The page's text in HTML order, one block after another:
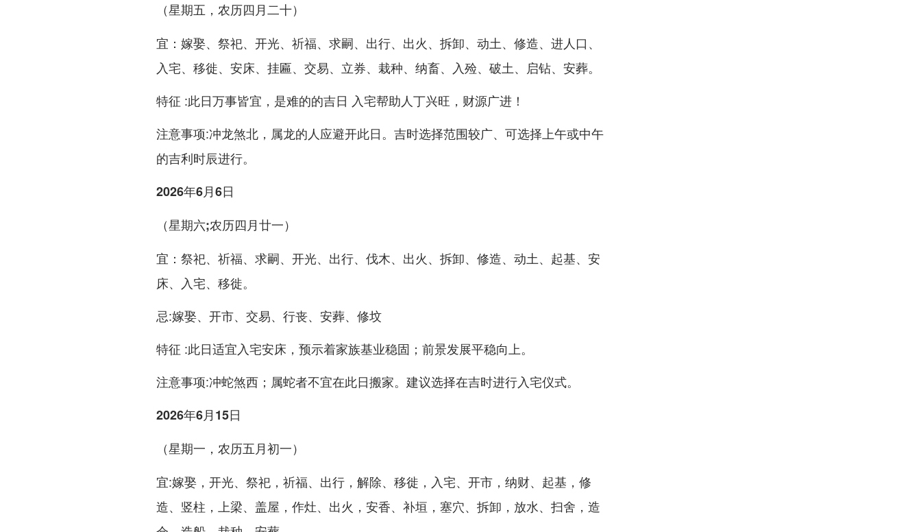
（星期五，农历四月二十）
宜：嫁娶、祭祀、开光、祈福、求嗣、出行、出火、拆卸、动土、修造、进人口、
入宅、移徙、安床、挂匾、交易、立券、栽种、纳畜、入殓、破土、启钻、安葬。
特征 :此日万事皆宜，是难的的吉日 入宅帮助人丁兴旺，财源广进！
注意事项:冲龙煞北，属龙的人应避开此日。吉时选择范围较广、可选择上午或中午
的吉利时辰进行。
2026年6月6日
（星期六;农历四月廿一）
宜：祭祀、祈福、求嗣、开光、出行、伐木、出火、拆卸、修造、动土、起基、安
床、入宅、移徙。
忌:嫁娶、开市、交易、行丧、安葬、修坟
特征 :此日适宜入宅安床，预示着家族基业稳固；前景发展平稳向上。
注意事项:冲蛇煞西；属蛇者不宜在此日搬家。建议选择在吉时进行入宅仪式。
2026年6月15日
（星期一，农历五月初一）
宜:嫁娶，开光、祭祀，祈福、出行，解除、移徙，入宅、开市，纳财、起基，修
造、竖柱，上梁、盖屋，作灶、出火，安香、补垣，塞穴、拆卸，放水、扫舍，造